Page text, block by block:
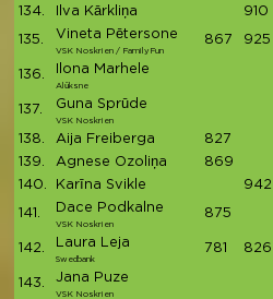
134.
Ilva Kārkliņa 910
135. Vineta Pētersone
VSK Noskrien / FamilyFun
867 925
136. Ilona Marhele
Alūksne
137. Guna Sprūde
VSK Noskrien
138. Aija Freiberga 827
139.
Agnese Ozoliņa 869
140.
Karīna Svikle 942
141. Dace Podkalne
VSK Noskrien
875
142. Laura Leja
Swedbank
781 826
143. Jana Puze
VSK Noskrien